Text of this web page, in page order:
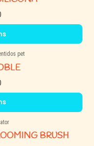
pet
BRUSH